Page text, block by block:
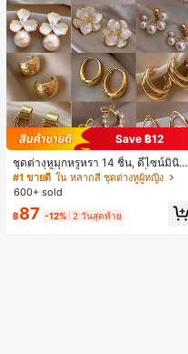
Save ฿12
ชุดต่างหูมุกหรูหรา 14 ชิ้น, ดีไซน์มินิมอ
ลใหม่ที่เป็นเอกลักษณ์ ต่างหูที่สง่างาม
สำหรับผู้หญิง, ของขวัญสำหรับเธอ
#1 ขายดี ใน หลากสี ชุดต่างหูผู้หญิง
600+ sold
฿87 -12% 2 วันสุดท้าย